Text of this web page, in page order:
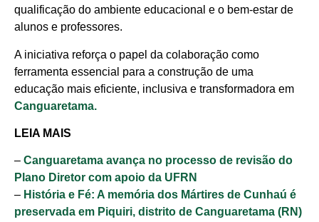
qualificação do ambiente educacional e o bem-estar de
alunos e professores.
A iniciativa reforça o papel da colaboração como
ferramenta essencial para a construção de uma
educação mais eficiente, inclusiva e transformadora em
Canguaretama.
LEIA MAIS
– Canguaretama avança no processo de revisão do
Plano Diretor com apoio da UFRN
– História e Fé: A memória dos Mártires de Cunhaú é
preservada em Piquiri, distrito de Canguaretama (RN)